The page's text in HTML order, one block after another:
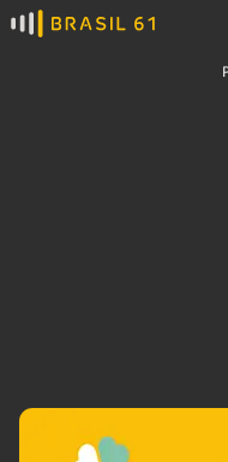
Ver todas as notícias
Agronegócios